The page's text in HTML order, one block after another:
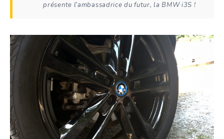
présente l’ambassadrice du futur, la BMW i3S !